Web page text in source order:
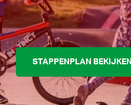
STAPPENPLAN BEKIJKEN